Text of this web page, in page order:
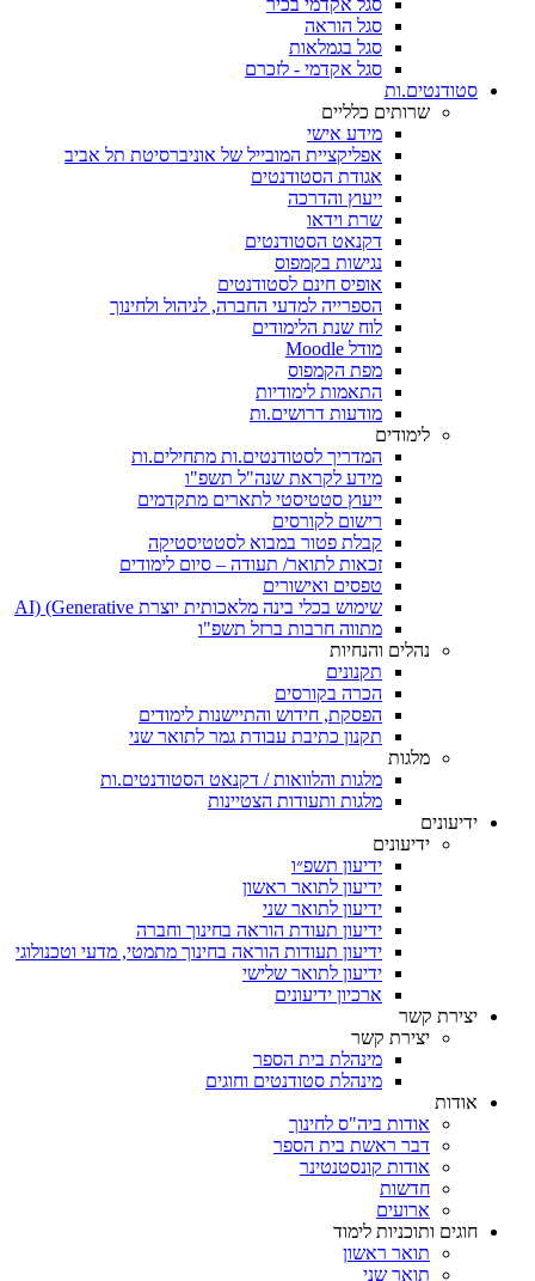
סגל אקדמי בכיר
סגל הוראה
סגל בגמלאות
סגל אקדמי - לזכרם
סטודנטים.ות
שרותים כלליים
מידע אישי
אפליקציית המובייל של אוניברסיטת תל אביב
אגודת הסטודנטים
ייעוץ והדרכה
שרת וידאו
דקנאט הסטודנטים
נגישות בקמפוס
אופיס חינם לסטודנטים
הספרייה למדעי החברה, לניהול ולחינוך
לוח שנת הלימודים
מודל Moodle
מפת הקמפוס
התאמות לימודיות
מודעות דרושים.ות
לימודים
המדריך לסטודנטים.ות מתחילים.ות
מידע לקראת שנה"ל תשפ"ו
ייעוץ סטטיסטי לתארים מתקדמים
רישום לקורסים
קבלת פטור במבוא לסטטיסטיקה
זכאות לתואר/ תעודה – סיום לימודים
טפסים ואישורים
שימוש בכלי בינה מלאכותית יוצרת AI) (Generative
מתווה חרבות ברזל תשפ"ו
נהלים והנחיות
תקנונים
הכרה בקורסים
הפסקת, חידוש והתיישנות לימודים
תקנון כתיבת עבודת גמר לתואר שני
מלגות
מלגות והלוואות / דקנאט הסטודנטים.ות
מלגות ותעודות הצטיינות
ידיעונים
ידיעונים
ידיעון תשפ״ו
ידיעון לתואר ראשון
ידיעון לתואר שני
ידיעון תעודת הוראה בחינוך וחברה
ידיעון תעודות הוראה בחינוך מתמטי, מדעי וטכנולוגי
ידיעון לתואר שלישי
ארכיון ידיעונים
יצירת קשר
יצירת קשר
מינהלת בית הספר
מינהלת סטודנטים וחוגים
אודות
אודות ביה"ס לחינוך
דבר ראשת בית הספר
אודות קונסטנטינר
חדשות
ארועים
חוגים ותוכניות לימוד
תואר ראשון
תואר שני